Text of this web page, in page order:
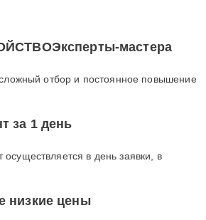
мастера
отбор и постоянное повышение
за 1 день
в день заявки, в
низкие цены